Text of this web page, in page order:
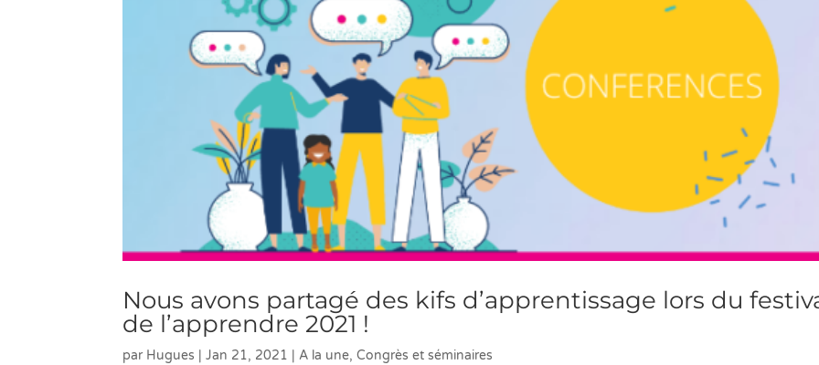
Nous avons partagé des kifs d’apprentissage lors du
de l’apprendre 2021 !
par Hugues |Jan 21, 2021 |A la une,Congrès et séminaires